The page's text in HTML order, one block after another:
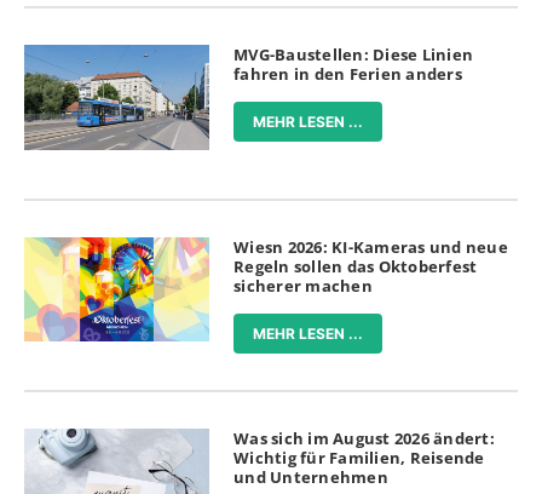
MVG-Baustellen: Diese Linien
fahren in den Ferien anders
MEHR LESEN ...
Wiesn 2026: KI-Kameras und neue
Regeln sollen das Oktoberfest
sicherer machen
MEHR LESEN ...
Was sich im August 2026 ändert:
Wichtig für Familien, Reisende
und Unternehmen